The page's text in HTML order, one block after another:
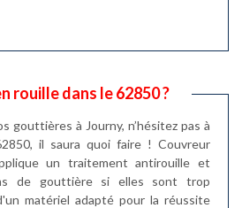
rouille dans le 62850 ?
gouttières à Journy, n’hésitez pas à
il saura quoi faire ! Couvreur
un traitement antirouille et
de gouttière si elles sont trop
matériel adapté pour la réussite